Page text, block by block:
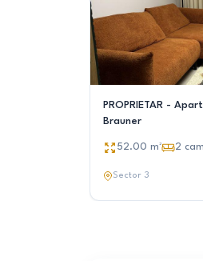
PROPRIETAR -
Brauner
52.00 m² 2
Sector 3